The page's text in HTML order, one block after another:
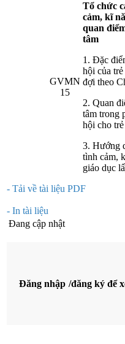
GVMN
15
Tổ chức
cảm, kĩ
quan
tâm
1. Đặc
hội của
đợi theo
2. Quan
tâm trong
hội cho trẻ
3. Hướng
tình cảm,
giáo dục
- Tải về tài liệu PDF
- In tài liệu
Đang cập nhật
Đăng nhập /đăng ký để